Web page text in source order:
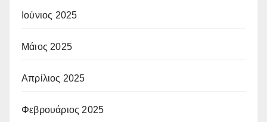
Ιούνιος 2025
Μάιος 2025
Απρίλιος 2025
Φεβρουάριος 2025